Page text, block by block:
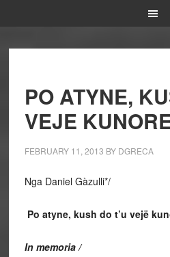
PO ATYNE,
VEJE
FEBRUARY 11, 2013 BY DGRECA
Nga Daniel Gàzulli*/
Po atyne, kush do t’u vejë
In memoria /